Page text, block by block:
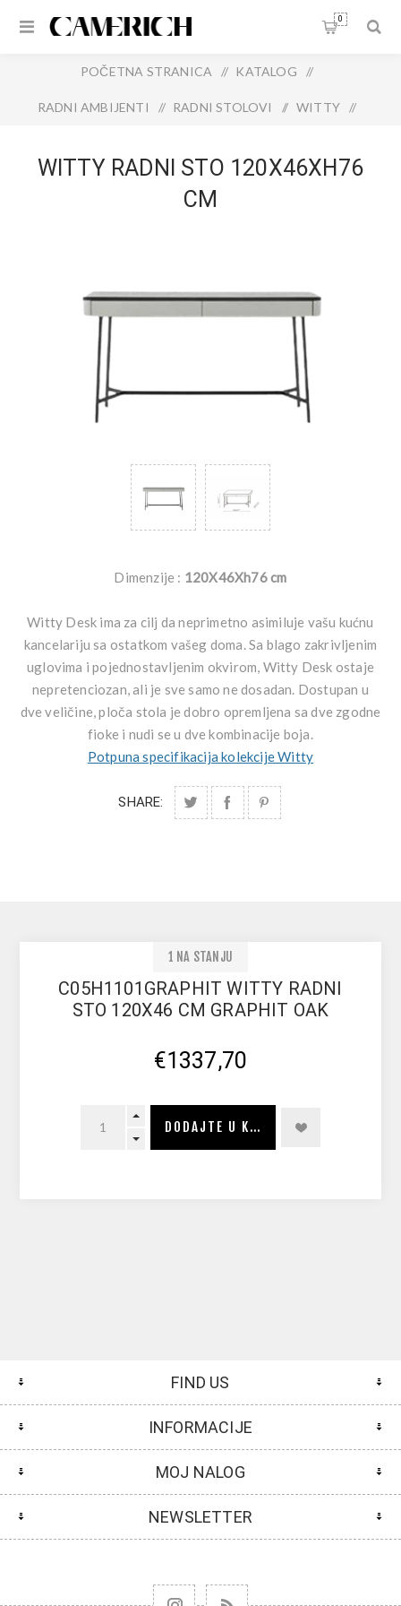
0
POČETNA STRANICA / KATALOG /
RADNI AMBIJENTI / RADNI STOLOVI / WITTY /
WITTY RADNI STO 120X46XH76
CM
Dimenzije : 120X46Xh76 cm
Witty Desk ima za cilj da neprimetno asimiluje vašu kućnu
kancelariju sa ostatkom vašeg doma. Sa blago zakrivljenim
uglovima i pojednostavljenim okvirom, Witty Desk ostaje
nepretenciozan, ali je sve samo ne dosadan. Dostupan u
dve veličine, ploča stola je dobro opremljena sa dve zgodne
fioke i nudi se u dve kombinacije boja.
Potpuna specifikacija kolekcije Witty
SHARE:
C05H1101GRAPHIT WITTY RADNI
STO 120X46 CM GRAPHIT OAK
1 NA STANJU
€1337,70
DODAJTE U KORPU
FIND US
INFORMACIJE
MOJ NALOG
NEWSLETTER